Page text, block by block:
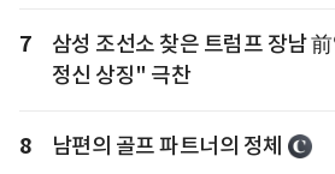
7
삼성 조선소 찾은 트럼프 장남
정신 상징" 극찬
8 남편의 골프 파트너의 정체